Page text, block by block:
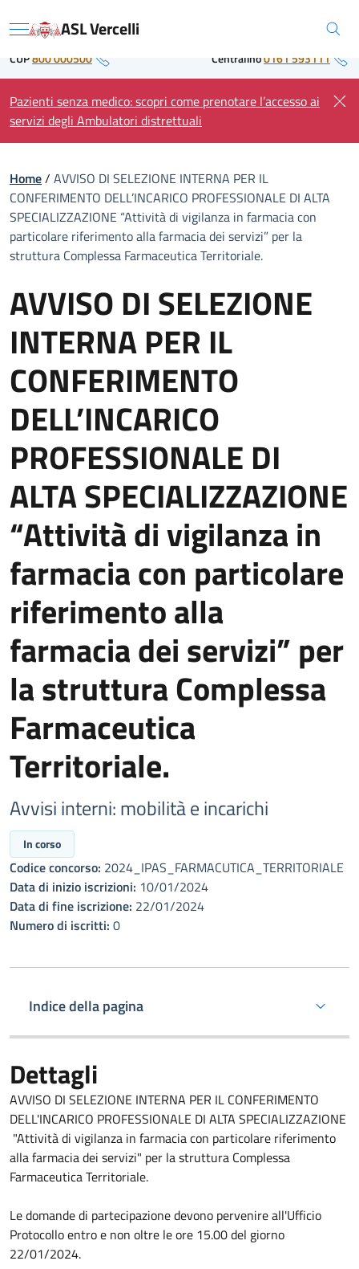
to Regione Piemonte
Menu ASL Vercelli
CUP800 000500 Centralino0161 593111
Pazienti senza medico: scopri come prenotare l’accesso ai
servizi degli Ambulatori distrettuali
Home/ AVVISO DI SELEZIONE INTERNA PER IL
CONFERIMENTO DELL’INCARICO PROFESSIONALE DI ALTA
SPECIALIZZAZIONE “Attività di vigilanza in farmacia con
particolare riferimento alla farmacia dei servizi” per la
struttura Complessa Farmaceutica Territoriale.
AVVISO DI SELEZIONE
INTERNA PER IL
CONFERIMENTO
DELL’INCARICO
PROFESSIONALE DI
ALTA SPECIALIZZAZIONE
“Attività di vigilanza in
farmacia con particolare
riferimento alla
farmacia dei servizi” per
la struttura Complessa
Farmaceutica
Territoriale.
Avvisi interni: mobilità e incarichi
In corso
Codice concorso: 2024_IPAS_FARMACUTICA_TERRITORIALE
Data di inizio iscrizioni: 10/01/2024
Data di fine iscrizione: 22/01/2024
Numero di iscritti: 0
Indice della pagina
Dettagli
AVVISO DI SELEZIONE INTERNA PER IL CONFERIMENTO
DELL'INCARICO PROFESSIONALE DI ALTA SPECIALIZZAZIONE
"Attività di vigilanza in farmacia con particolare riferimento
alla farmacia dei servizi" per la struttura Complessa
Farmaceutica Territoriale.
Le domande di partecipazione devono pervenire all'Ufficio
Protocollo entro e non oltre le ore 15.00 del giorno
22/01/2024.